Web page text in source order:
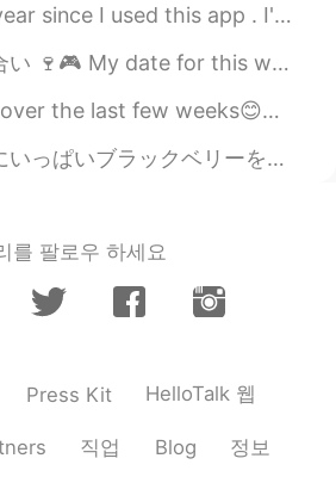
2021.09.19 14:20
すごいです！😊
プログラマたちは悩んでるよな
事ですね😊✨
レス 2020.04.06 02:15
app . I've made great friends and learned new things. I hope...
とても久しぶりに私の好きなゲームをする😂 For the first time in forever I’ll p...
I finally got to run again after 2.5 months and my legs fe...
、まだいっぱいがあったそう Even though we picked a lot of blackberries for ice cream, ...
를 팔로우 하세요
Press Kit HelloTalk 웹
직업 Blog 정보